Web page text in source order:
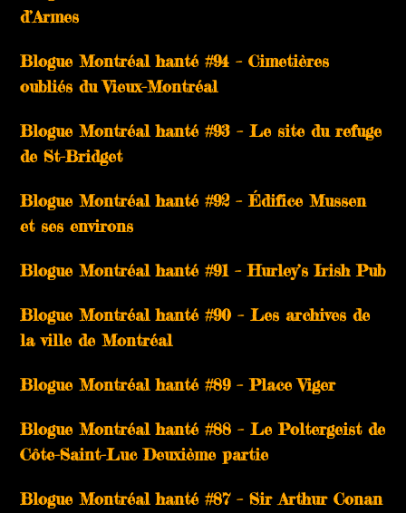
d’Armes
Blogue Montréal hanté #94 – Cimetières
oubliés du Vieux-Montréal
Blogue Montréal hanté #93 – Le site du refuge
de St-Bridget
Blogue Montréal hanté #92 – Édifice Mussen
et ses environs
Blogue Montréal hanté #91 – Hurley’s Irish Pub
Blogue Montréal hanté #90 – Les archives de
la ville de Montréal
Blogue Montréal hanté #89 – Place Viger
Blogue Montréal hanté #88 – Le Poltergeist de
Côte-Saint-Luc Deuxième partie
Blogue Montréal hanté #87 – Sir Arthur Conan